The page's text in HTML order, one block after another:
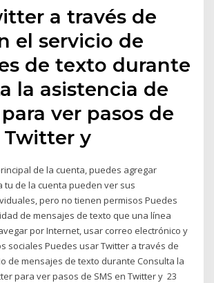
a través de
el servicio de
de texto durante
la asistencia de
ver pasos de
Twitter y
de la cuenta, puedes agregar
tu de la cuenta pueden ver sus
pero no tienen permisos Puedes
de mensajes de texto que una línea
por Internet, usar correo electrónico y
sociales Puedes usar Twitter a través de
de mensajes de texto durante Consulta la
para ver pasos de SMS en Twitter y 23